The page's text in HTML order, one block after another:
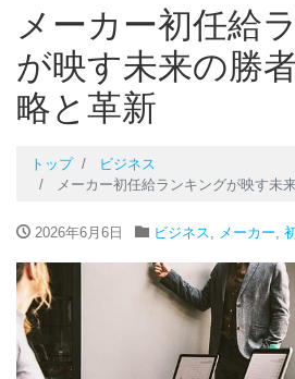
メーカー初任給
が映す未来の勝
略と革新
トップ
ビジネス
メーカー初任給ランキングが映す未
2026年6月6日 ビジネス, メーカー,